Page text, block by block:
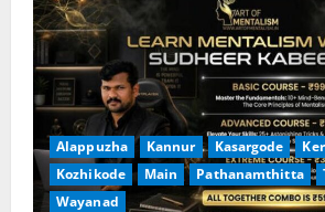
Alappuzha Kannur Kasargode
Kozhikode
Main Pathanamthitta
Wayanad